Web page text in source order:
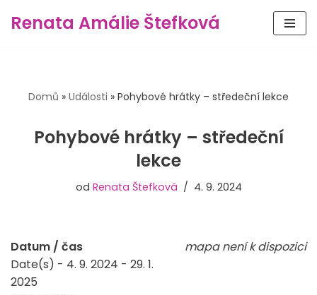
Renata Amálie Štefková
Domů » Události » Pohybové hrátky – středeční lekce
Pohybové hrátky – středeční
lekce
od Renata Štefková 4. 9. 2024
mapa není k dispozici
Datum / čas
Date(s) - 4. 9. 2024 - 29. 1.
2025